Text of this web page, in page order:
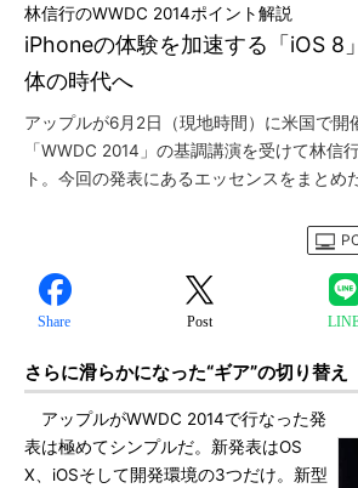
iPhoneの体験を加速する「iOS
体の時代へ
林信行のWWDC 2014ポイント解説
アップルが6月2日（現地時間）に米国で開
「WWDC 2014」の基調講演を受けて林信
ト。今回の発表にあるエッセンスをまとめ
Share Post
さらに滑らかになった“ギア”の切り替え
アップルがWWDC 2014で行なった発
表は極めてシンプルだ。新発表はOS
X、iOSそして開発環境の3つだけ。新型